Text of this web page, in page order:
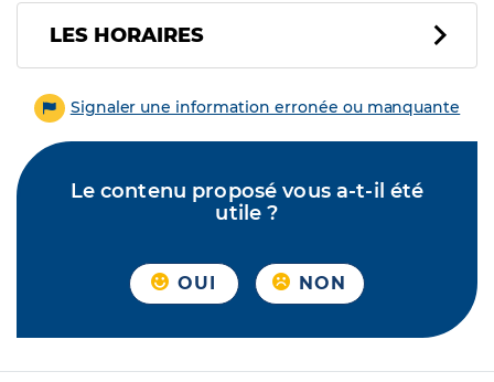
LES HORAIRES
Signaler une information erronée ou manquante
Le contenu proposé vous a-t-il été
utile ?
OUI NON